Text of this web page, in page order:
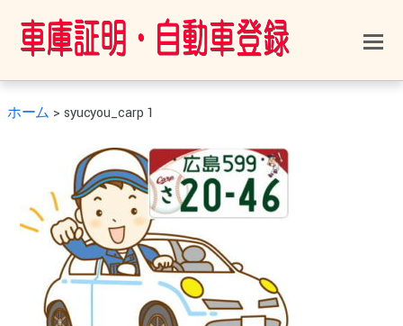
ホーム > syucyou_carp 1